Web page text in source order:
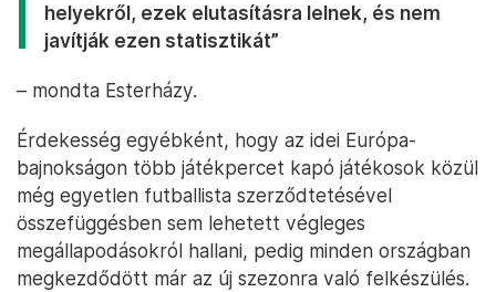
helyekről, ezek elutasításra lelnek, és nem
javítják ezen statisztikát”
– mondta Esterházy.
Érdekesség egyébként, hogy az idei Európa-
bajnokságon több játékpercet kapó játékosok közül
még egyetlen futballista szerződtetésével
összefüggésben sem lehetett végleges
megállapodásokról hallani, pedig minden országban
megkezdődött már az új szezonra való felkészülés.